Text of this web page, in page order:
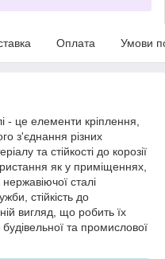
Оплата Умови
- це елементи кріплення,
з'єднання різних
та стійкості до корозії
як у приміщеннях,
нержавіючої сталі
стійкість до
вигляд, що робить їх
та промислової